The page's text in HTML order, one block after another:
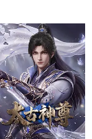
SP01
第10集
第07集